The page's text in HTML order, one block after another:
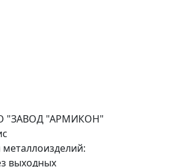
"ЗАВОД "АРМИКОН"
выходных